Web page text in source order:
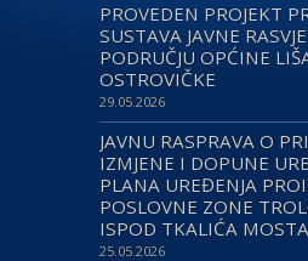
PROVEDEN PROJEKT
SUSTAVA JAVNE
PODRUČJU OPĆINE
OSTROVIČKE
29.05.2026
JAVNU RASPRAVA O
IZMJENE I DOPUNE
PLANA UREĐENJA
POSLOVNE ZONE
ISPOD TKALIĆA MOSTA
25.05.2026